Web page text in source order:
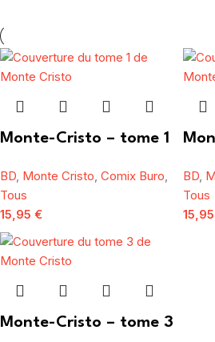
Monte-Cristo – tome 1
BD, Monte Cristo, Comix Buro,
Tous
15,95 €
BD,
Tous
15,95
Monte-Cristo – tome 3